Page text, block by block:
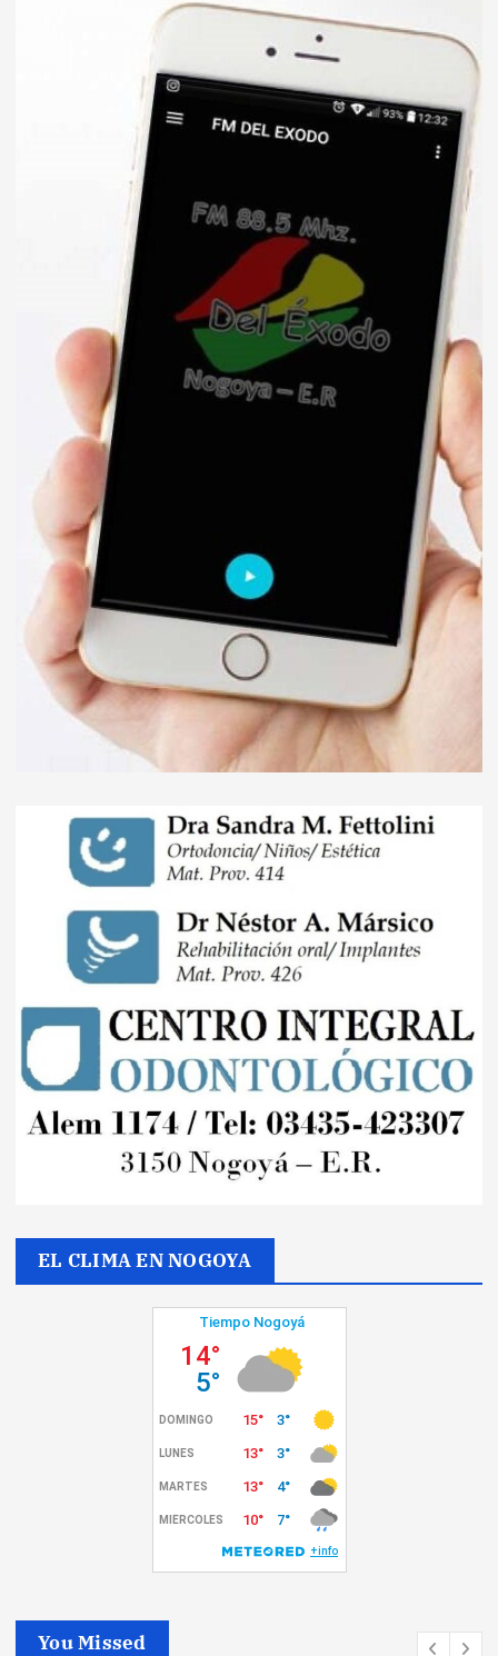
EL CLIMA EN NOGOYA
You Missed